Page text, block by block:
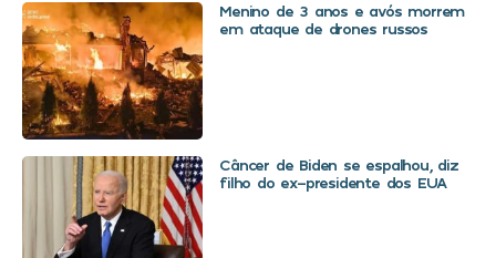
Menino de 3 anos e avós morrem
em ataque de drones russos
Câncer de Biden se espalhou, diz
filho do ex-presidente dos EUA